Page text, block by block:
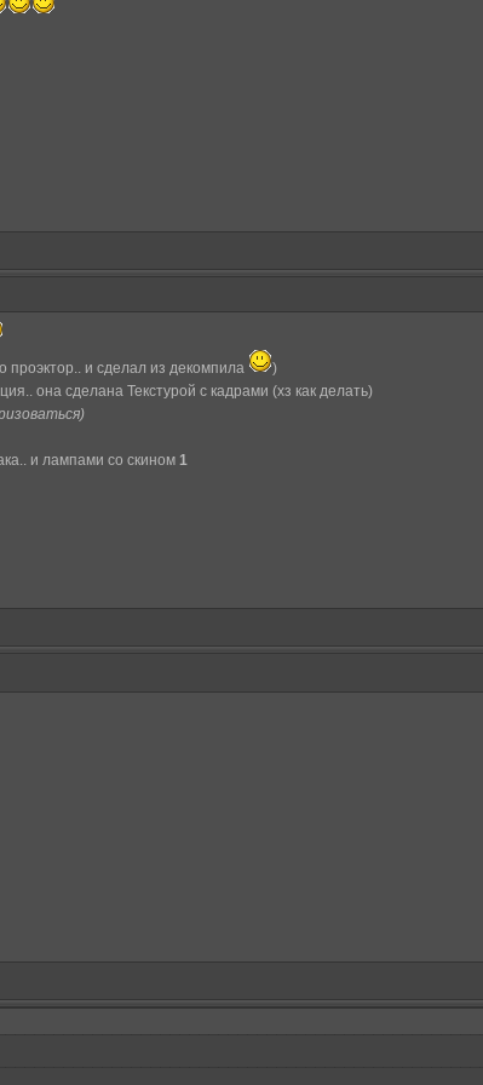
и сделал из декомпила
)
она сделана Текстурой с кадрами (хз как делать)
и лампами со скином 1